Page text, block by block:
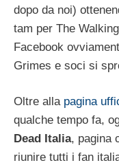
dopo da noi)
tam per The
Facebook
Grimes e soci si
Oltre alla pagina
qualche tempo fa,
Dead Italia, pagina
riunire tutti i fan